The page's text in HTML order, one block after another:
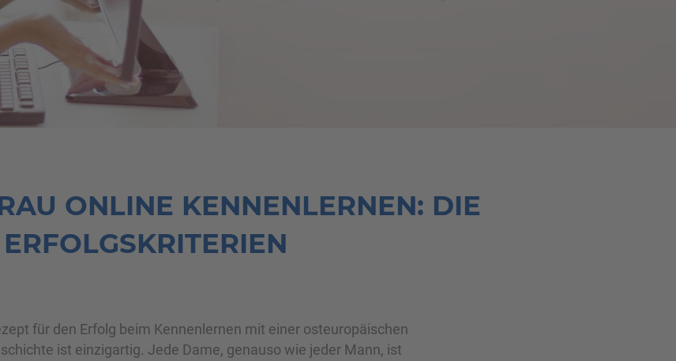
ONLINE KENNENLERNEN: DIE
ERFOLGSKRITERIEN
für den Erfolg beim Kennenlernen mit einer osteuropäischen
ist einzigartig. Jede Dame, genauso wie jeder Mann, ist